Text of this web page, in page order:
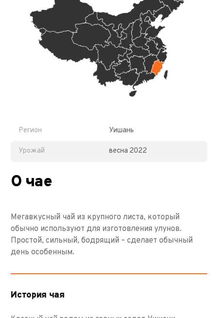
Регион Уишань
Урожай весна 2022
О чае
Мегавкусный чай из крупного листа, который
обычно используют для изготовления улунов.
Простой, сильный, бодрящий – сделает обычный
день особенным.
История чая